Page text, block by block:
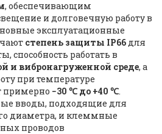
, обеспечивающим
и долговечную работу в
эксплуатационные
степень защиты IP66для
способность работать в
и вибронагруженной среде, а
при температуре
примерно −30 ℃ до +40 ℃.
вводы, подходящие для
диаметра, и клеммные
проводов